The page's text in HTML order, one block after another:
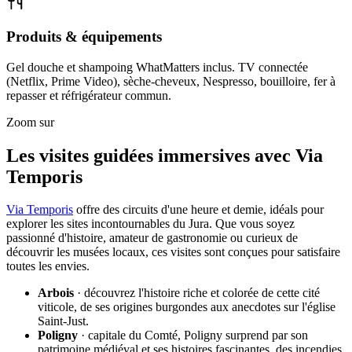
Produits & équipements
Gel douche et shampoing WhatMatters inclus. TV connectée
(Netflix, Prime Video), sèche-cheveux, Nespresso, bouilloire, fer à
repasser et réfrigérateur commun.
Zoom sur
Les visites guidées immersives avec Via
Temporis
Via Temporis offre des circuits d'une heure et demie, idéals pour
explorer les sites incontournables du Jura. Que vous soyez
passionné d'histoire, amateur de gastronomie ou curieux de
découvrir les musées locaux, ces visites sont conçues pour satisfaire
toutes les envies.
Arbois · découvrez l'histoire riche et colorée de cette cité
viticole, de ses origines burgondes aux anecdotes sur l'église
Saint-Just.
Poligny · capitale du Comté, Poligny surprend par son